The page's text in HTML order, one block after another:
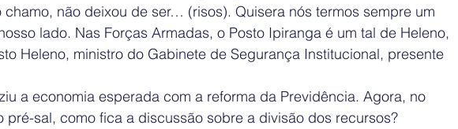
chamo, não deixou de ser… (risos). Quisera nós termos sempre um
lado. Nas Forças Armadas, o Posto Ipiranga é um tal de Heleno,
Heleno, ministro do Gabinete de Segurança Institucional, presente
a economia esperada com a reforma da Previdência. Agora, no
pré-sal, como fica a discussão sobre a divisão dos recursos?